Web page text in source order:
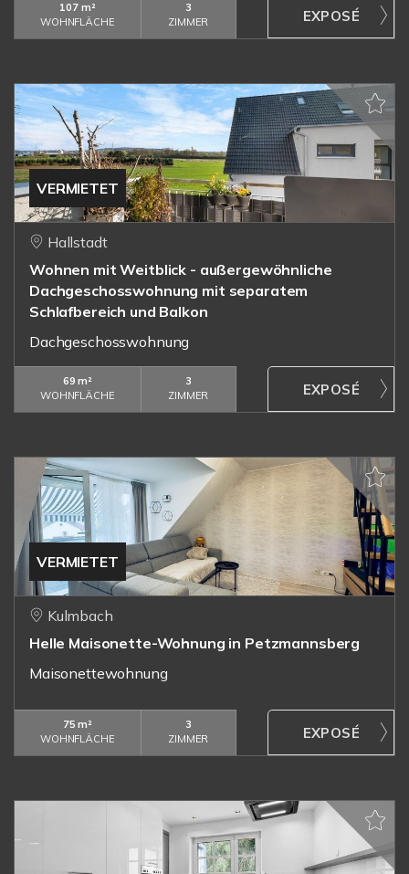
107 m²
WOHNFLÄCHE
3
ZIMMER
VERMIETET
Hallstadt
Wohnen mit Weitblick - außergewöhnliche
Dachgeschosswohnung mit separatem
Schlafbereich und Balkon
Dachgeschosswohnung
69 m²
WOHNFLÄCHE
3
ZIMMER
VERMIETET
Kulmbach
Helle Maisonette-Wohnung in Petzmannsberg
Maisonettewohnung
75 m²
WOHNFLÄCHE
3
ZIMMER